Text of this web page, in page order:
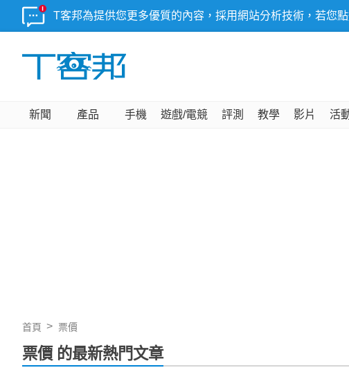
T客邦為提供您更多優質的內容，採用網站分析技術，若您
新聞 產品 手機 遊戲/電競 評測 教學 影片 活
首頁 票價
票價 的最新熱門文章